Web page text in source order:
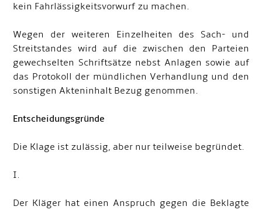
kein Fahrlässigkeitsvorwurf zu machen.
Wegen der weiteren Einzelheiten des Sach- und
Streitstandes wird auf die zwischen den Parteien
gewechselten Schriftsätze nebst Anlagen sowie auf
das Protokoll der mündlichen Verhandlung und den
sonstigen Akteninhalt Bezug genommen.
Entscheidungsgründe
Die Klage ist zulässig, aber nur teilweise begründet.
I.
Der Kläger hat einen Anspruch gegen die Beklagte